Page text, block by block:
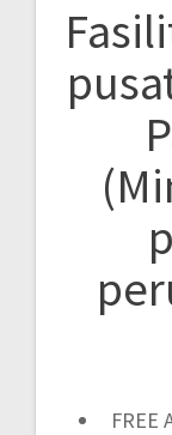
FREE